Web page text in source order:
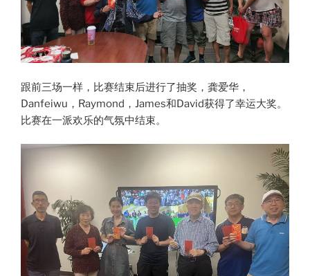
跟前三场一样，比赛结束后进行了抽奖，龚爱华，
Danfeiwu，Raymond，James和David获得了幸运大奖。
比赛在一派欢乐的气氛中结束。